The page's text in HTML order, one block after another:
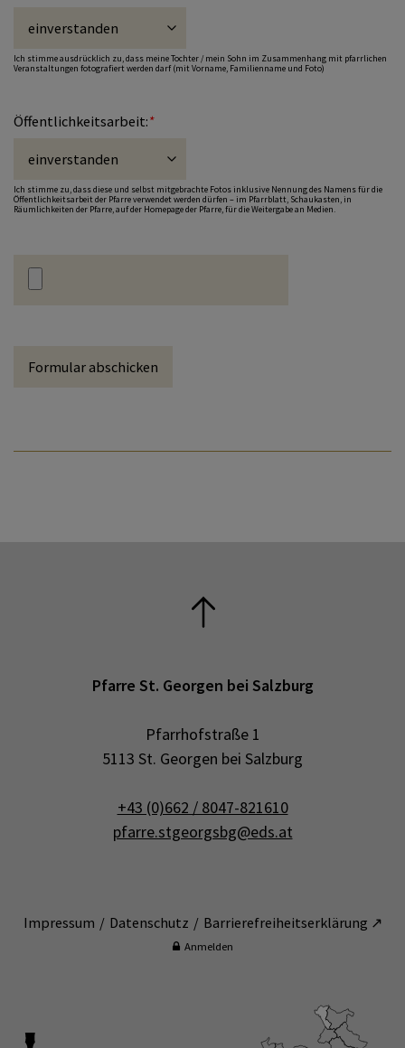
Ich stimme ausdrücklich zu, dass meine Tochter / mein Sohn im Zusammenhang mit pfarrlichen
Veranstaltungen fotografiert werden darf (mit Vorname, Familienname und Foto)
Öffentlichkeitsarbeit:*
Ich stimme zu, dass diese und selbst mitgebrachte Fotos inklusive Nennung des Namens für die
Öffentlichkeitsarbeit der Pfarre verwendet werden dürfen – im Pfarrblatt, Schaukasten, in
Räumlichkeiten der Pfarre, auf der Homepage der Pfarre, für die Weitergabe an Medien.
Pfarre St. Georgen bei Salzburg
Pfarrhofstraße 1
5113 St. Georgen bei Salzburg
+43 (0)662 / 8047-821610
pfarre.stgeorgsbg@eds.at
Impressum Datenschutz Barrierefreiheitserklärung ↗
Anmelden